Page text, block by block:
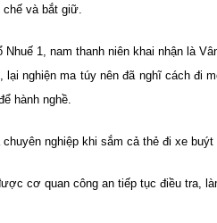
và bắt giữ.
Nhuế 1, nam thanh niên khai nhận là
lại nghiện ma túy nên đã nghĩ cách đi
hành nghề.
nghiệp khi sắm cả thẻ đi xe buýt
cơ quan công an tiếp tục điều tra,